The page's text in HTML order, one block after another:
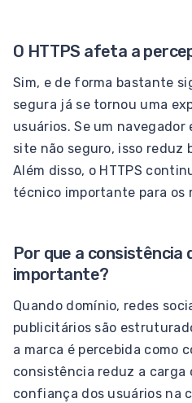
O HTTPS afeta a
Sim, e de forma bastante
segura já se tornou uma
usuários. Se um navegador
site não seguro, isso reduz
Além disso, o HTTPS
técnico importante para os
Por que a consistência
importante?
Quando domínio, redes
publicitários são
a marca é percebida como
consistência reduz a
confiança dos usuários na